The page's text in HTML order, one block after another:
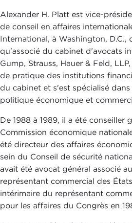
Alexander H. Platt est vice-
de conseil en affaires
International, à Washington, D.C.,
qu'associé du cabinet d'avocats
Gump, Strauss, Hauer & Feld,
de pratique des institutions
du cabinet et s'est spécialisé
politique économique et
De 1988 à 1989, il a été conseiller
Commission économique
été directeur des affaires
sein du Conseil de sécurité
avait été avocat général associé
représentant commercial des
intérimaire du représentant
pour les affaires du Congrès en